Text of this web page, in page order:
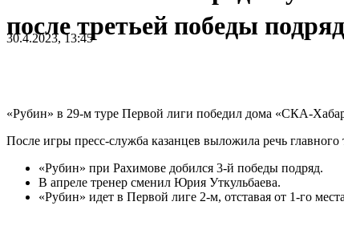
после третьей победы подряд
30.4.2023, 13:45
«Рубин» в 29-м туре Первой лиги победил дома «СКА-
После игры пресс-служба казанцев выложила речь
«Рубин» при Рахимове добился 3-й победы подряд.
В апреле тренер сменил Юрия Уткульбаева.
«Рубин» идет в Первой лиге 2-м, отставая от 1-го